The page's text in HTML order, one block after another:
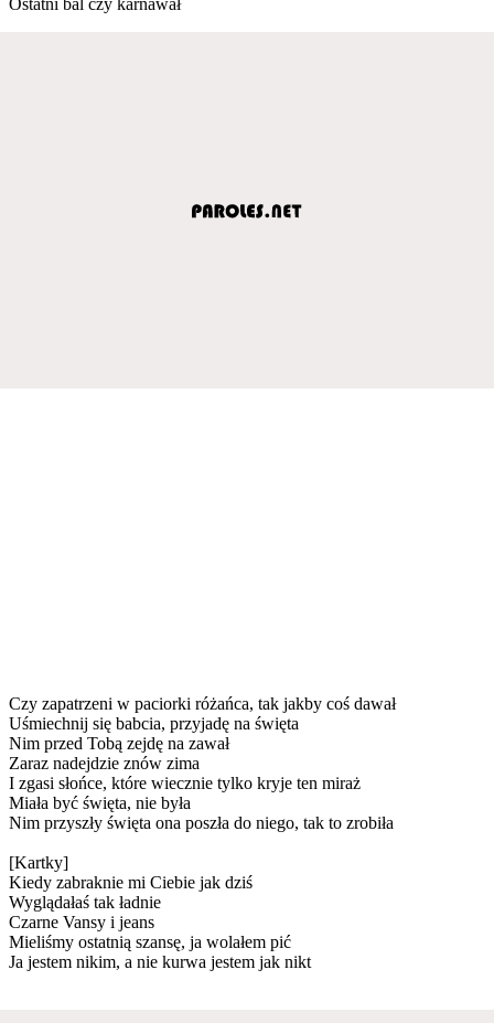
Czy zapatrzeni w paciorki różańca, tak jakby coś dawał
Uśmiechnij się babcia, przyjadę na święta
Nim przed Tobą zejdę na zawał
Zaraz nadejdzie znów zima
I zgasi słońce, które wiecznie tylko kryje ten miraż
Miała być święta, nie była
Nim przyszły święta ona poszła do niego, tak to zrobiła
[Kartky]
Kiedy zabraknie mi Ciebie jak dziś
Wyglądałaś tak ładnie
Czarne Vansy i jeans
Mieliśmy ostatnią szansę, ja wolałem pić
Ja jestem nikim, a nie kurwa jestem jak nikt